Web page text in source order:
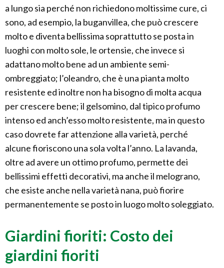
a lungo sia perché non richiedono moltissime cure, ci
sono, ad esempio, la buganvillea, che può crescere
molto e diventa bellissima soprattutto se posta in
luoghi con molto sole, le ortensie, che invece si
adattano molto bene ad un ambiente semi-
ombreggiato; l’oleandro, che è una pianta molto
resistente ed inoltre non ha bisogno di molta acqua
per crescere bene; il gelsomino, dal tipico profumo
intenso ed anch’esso molto resistente, ma in questo
caso dovrete far attenzione alla varietà, perché
alcune fioriscono una sola volta l’anno. La lavanda,
oltre ad avere un ottimo profumo, permette dei
bellissimi effetti decorativi, ma anche il melograno,
che esiste anche nella varietà nana, può fiorire
permanentemente se posto in luogo molto soleggiato.
Giardini fioriti: Costo dei
giardini fioriti